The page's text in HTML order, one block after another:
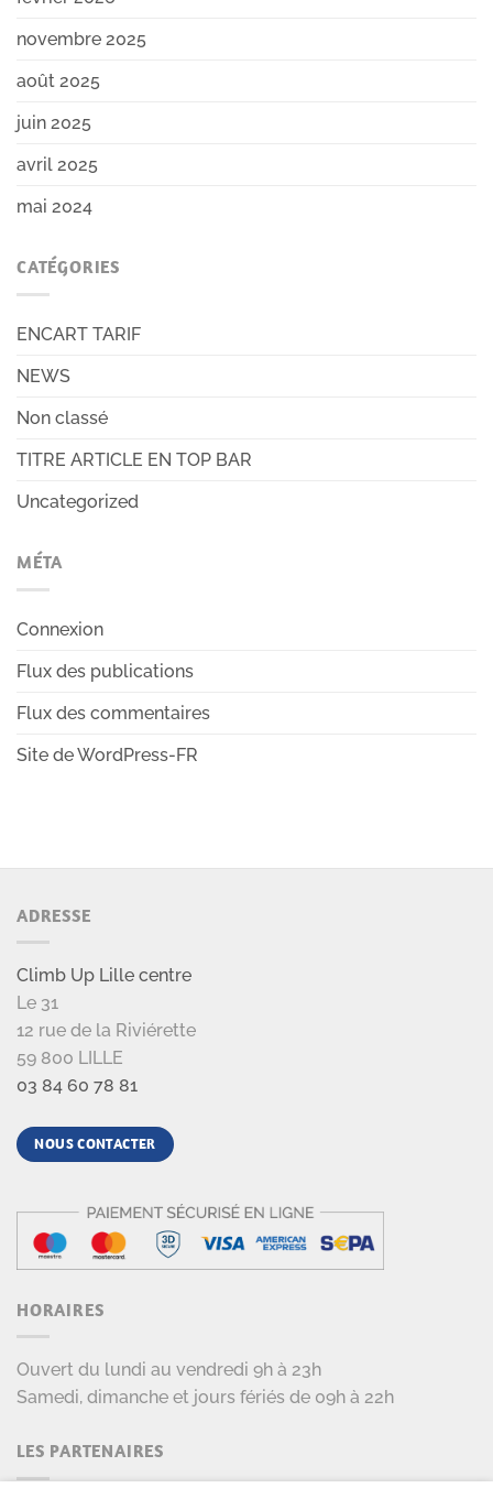
novembre 2025
août 2025
juin 2025
avril 2025
mai 2024
CATÉGORIES
ENCART TARIF
NEWS
Non classé
TITRE ARTICLE EN TOP BAR
Uncategorized
MÉTA
Connexion
Flux des publications
Flux des commentaires
Site de WordPress-FR
ADRESSE
Climb Up Lille centre
Le 31
12 rue de la Riviérette
59 800 LILLE
03 84 60 78 81
NOUS CONTACTER
HORAIRES
Ouvert du lundi au vendredi 9h à 23h
Samedi, dimanche et jours fériés de 09h à 22h
LES PARTENAIRES